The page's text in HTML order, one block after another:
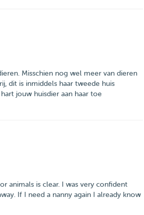
Misschien nog wel meer van dieren
dit is inmiddels haar tweede huis
jouw huisdier aan haar toe
animals is clear. I was very confident
If I need a nanny again I already know